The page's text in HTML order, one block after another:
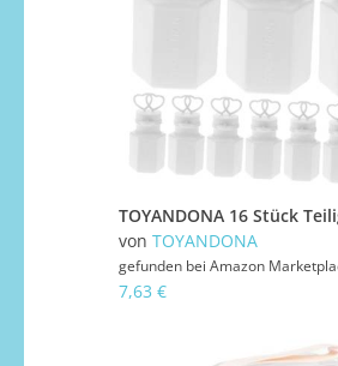
von TOYANDONA
gefunden bei Amazon
7,63 €